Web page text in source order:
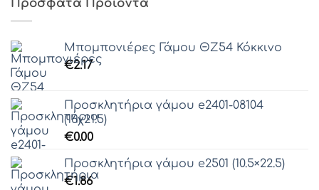
Γραμματοσειρά 37
Γραμματοσειρά 38
Γραμματοσειρά 39
Γραμματοσειρά 40
Πρόσφατα Προϊόντα
Μπομπονιέρες Γάμου ΘZ54 Κόκκινο
€2.17
Προσκλητήρια γάμου e2401-08104
(16χ21.5)
€0.00
Προσκλητήρια γάμου e2501 (10.5×22.5)
€1.86